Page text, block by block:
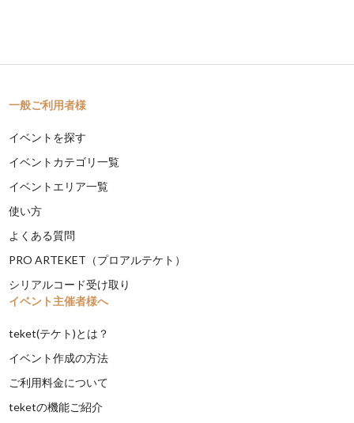
一般ご利用者様
イベントを探す
イベントカテゴリ一覧
イベントエリア一覧
使い方
よくある質問
PRO ARTEKET（プロアルテケト）
シリアルコード受け取り
イベント主催者様へ
teket(テケト)とは？
イベント作成の方法
ご利用料金について
teketの機能ご紹介